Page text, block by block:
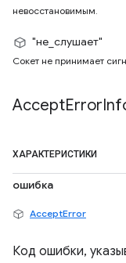
невосстановимым.
"не_слушает"
Сокет не принимает
AcceptError
ХАРАКТЕРИСТИКИ
ошибка
AcceptError
Код ошибки,